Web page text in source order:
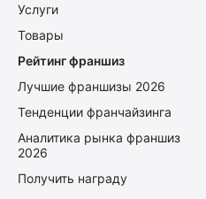
Услуги
Товары
Рейтинг франшиз
Лучшие франшизы 2026
Тенденции франчайзинга
Аналитика рынка франшиз
2026
Получить награду